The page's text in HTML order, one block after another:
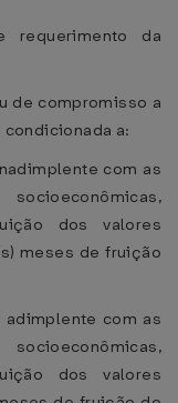
da
de compromisso a
a:
com as
dos valores
meses de fruição
com as
dos valores